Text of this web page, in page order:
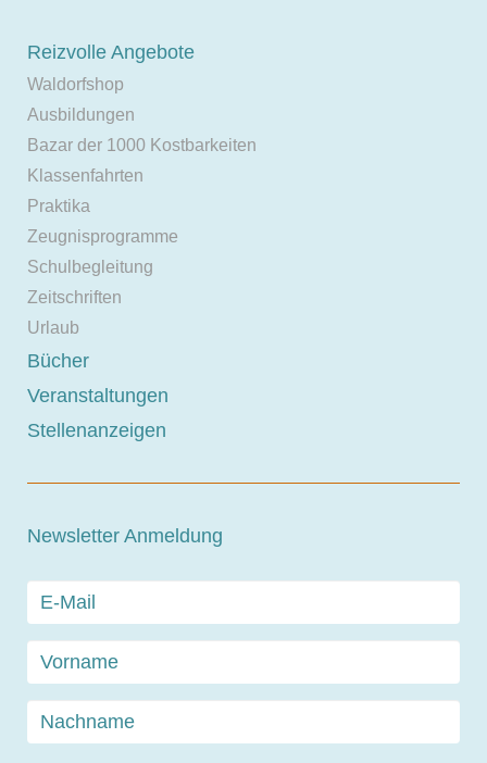
Reizvolle Angebote
Waldorfshop
Ausbildungen
Bazar der 1000 Kostbarkeiten
Klassenfahrten
Praktika
Zeugnisprogramme
Schulbegleitung
Zeitschriften
Urlaub
Bücher
Veranstaltungen
Stellenanzeigen
Newsletter Anmeldung